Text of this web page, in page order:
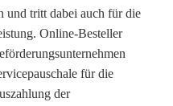
und tritt dabei auch für die
Online-Besteller
für die
der